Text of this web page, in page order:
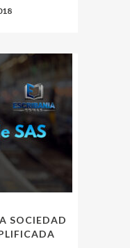
SOCIEDAD